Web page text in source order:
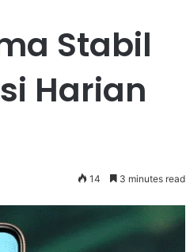
Stabil
Harian
14 3 minutes read